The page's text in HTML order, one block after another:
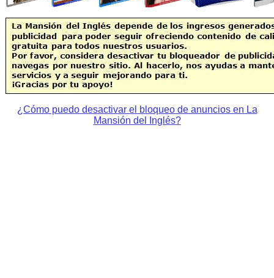
¿Cómo puedo desactivar el bloqueo de anuncios en La
Mansión del Inglés?